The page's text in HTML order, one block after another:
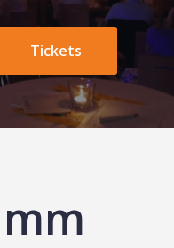
Tickets